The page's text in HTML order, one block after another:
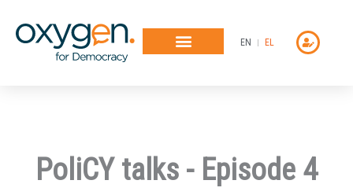
στο
περιεχόμενο
EN EL
PoliCY talks - Episode 4